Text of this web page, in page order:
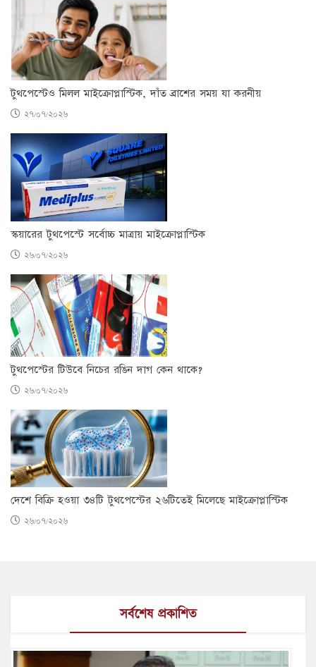
টুথপেস্টেও মিলল মাইক্রোপ্লাস্টিক, দাঁত ব্রাশের সময় যা করনীয়
২৭/০৭/২০২৬
স্কয়ারের টুথপেস্টে সর্বোচ্চ মাত্রায় মাইক্রোপ্লাস্টিক
২৬/০৭/২০২৬
টুথপেস্টের টিউবে নিচের রঙিন দাগ কেন থাকে?
২৬/০৭/২০২৬
দেশে বিক্রি হওয়া ৩৪টি টুথপেস্টের ২৬টিতেই মিলেছে মাইক্রোপ্লাস্টিক
২৬/০৭/২০২৬
সর্বশেষ প্রকাশিত